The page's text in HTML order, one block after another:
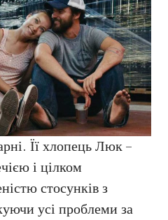
Її хлопець Люк –
і цілком
стосунків з
усі проблеми за